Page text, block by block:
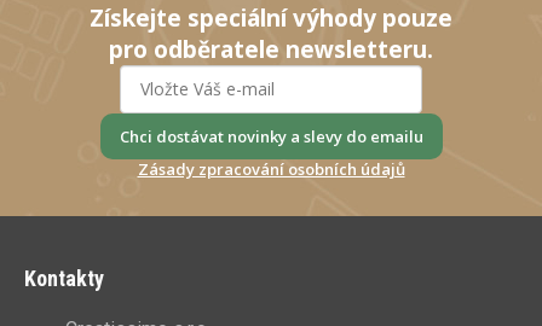
Získejte speciální výhody pouze
pro odběratele newsletteru.
Chci dostávat novinky a slevy do emailu
Zásady zpracování osobních údajů
Kontakty